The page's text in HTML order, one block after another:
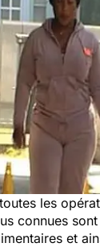
les
connues
et